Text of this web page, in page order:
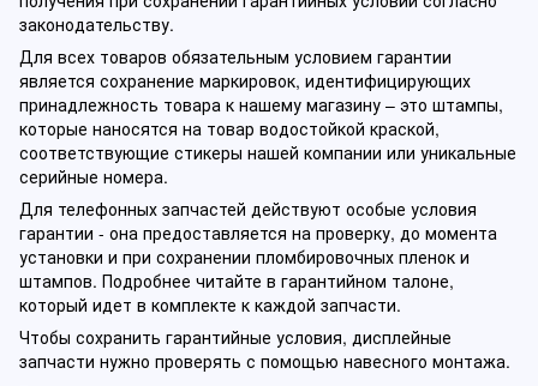
законодательству.
Для всех товаров обязательным условием гарантии
является сохранение маркировок, идентифицирующих
принадлежность товара к нашему магазину – это штампы,
которые наносятся на товар водостойкой краской,
соответствующие стикеры нашей компании или уникальные
серийные номера.
Для телефонных запчастей действуют особые условия
гарантии - она предоставляется на проверку, до момента
установки и при сохранении пломбировочных пленок и
штампов. Подробнее читайте в гарантийном талоне,
который идет в комплекте к каждой запчасти.
Чтобы сохранить гарантийные условия, дисплейные
запчасти нужно проверять с помощью навесного монтажа.